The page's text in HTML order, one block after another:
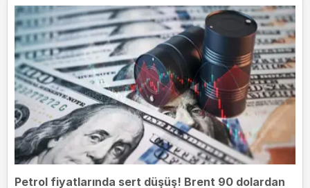
Petrol fiyatlarında sert düşüş! Brent 90 dolardan